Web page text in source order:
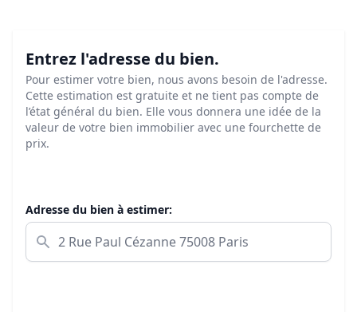
Entrez l'adresse du bien.
Pour estimer votre bien, nous avons besoin de l'adresse.
Cette estimation est gratuite et ne tient pas compte de
l’état général du bien. Elle vous donnera une idée de la
valeur de votre bien immobilier avec une fourchette de
prix.
Adresse du bien à estimer: